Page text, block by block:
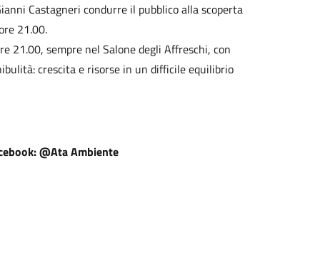
Castagneri condurre il pubblico alla scoperta
21.00.
21.00, sempre nel Salone degli Affreschi, con
crescita e risorse in un difficile equilibrio
@Ata Ambiente